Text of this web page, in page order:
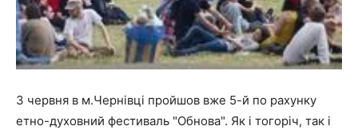
3 червня в м.Чернівці пройшов вже 5-й по рахунку
етно-духовний фестиваль "Обнова". Як і тогоріч, так і